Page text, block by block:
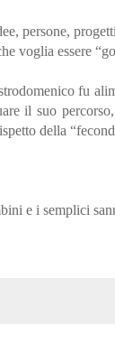
persone,
voglia essere
fu
il suo
della
e i semplici